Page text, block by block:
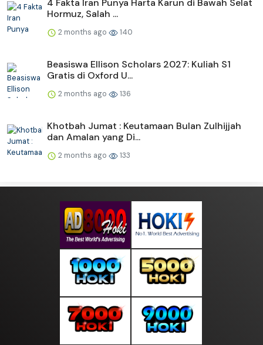
4 Fakta Iran Punya Harta Karun di Bawah Selat
Hormuz, Salah ...
2 months ago 140
Beasiswa Ellison Scholars 2027: Kuliah S1
Gratis di Oxford U...
2 months ago 136
Khotbah Jumat : Keutamaan Bulan Zulhijjah
dan Amalan yang Di...
2 months ago 133